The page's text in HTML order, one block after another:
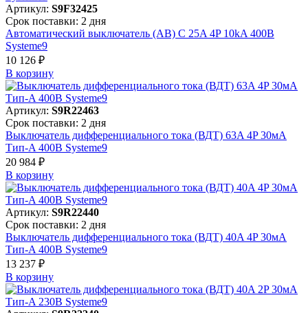
Артикул: S9F32425
Срок поставки: 2 дня
Автоматический выключатель (АВ) C 25A 4P 10kA 400В
Systeme9
10 126 ₽
В корзинy
Артикул: S9R22463
Срок поставки: 2 дня
Выключатель дифференциального тока (ВДТ) 63A 4P 30мА
Тип-A 400В Systeme9
20 984 ₽
В корзинy
Артикул: S9R22440
Срок поставки: 2 дня
Выключатель дифференциального тока (ВДТ) 40A 4P 30мА
Тип-A 400В Systeme9
13 237 ₽
В корзинy